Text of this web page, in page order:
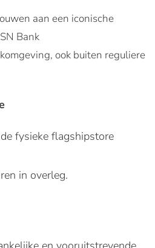
aan een iconische
Bank
ook buiten reguliere
fysieke flagshipstore
in overleg.